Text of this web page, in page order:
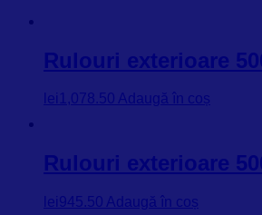
Rulouri exterioare
lei 1,078.50 Adaugă în coș
Rulouri exterioare
lei945.50 Adaugă în coș